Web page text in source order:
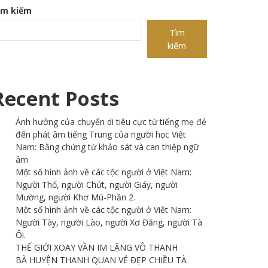
kiếm
Tìm
kiếm
Posts
Ảnh hưởng của chuyển di tiêu cực từ tiếng mẹ đẻ
đến phát âm tiếng Trung của người học Việt
Nam: Bằng chứng từ khảo sát và can thiệp ngữ
âm
Một số hình ảnh về các tộc người ở Việt Nam:
Người Thổ, người Chứt, người Giáy, người
Mường, người Khơ Mú-Phần 2.
Một số hình ảnh về các tộc người ở Việt Nam:
Người Tày, người Lào, người Xơ Đăng, người Tà
Ôi.
THẾ GIỚI XOAY VẦN IM LẶNG VÔ THANH
BÀ HUYỆN THANH QUAN VẺ ĐẸP CHIỀU TÀ